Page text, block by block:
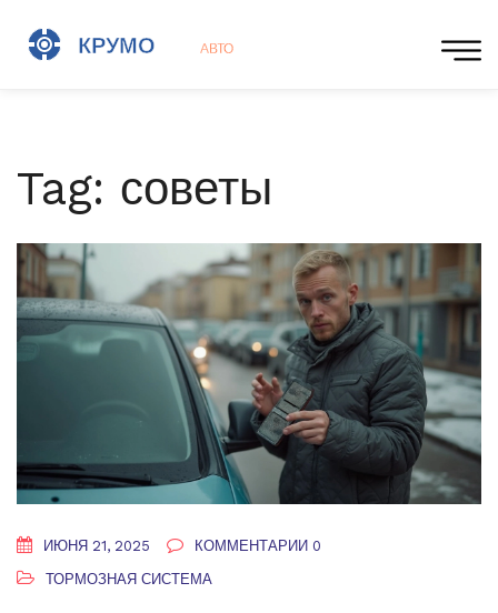
Tag: советы
ИЮНЯ 21, 2025
КОММЕНТАРИИ 0
ТОРМОЗНАЯ СИСТЕМА